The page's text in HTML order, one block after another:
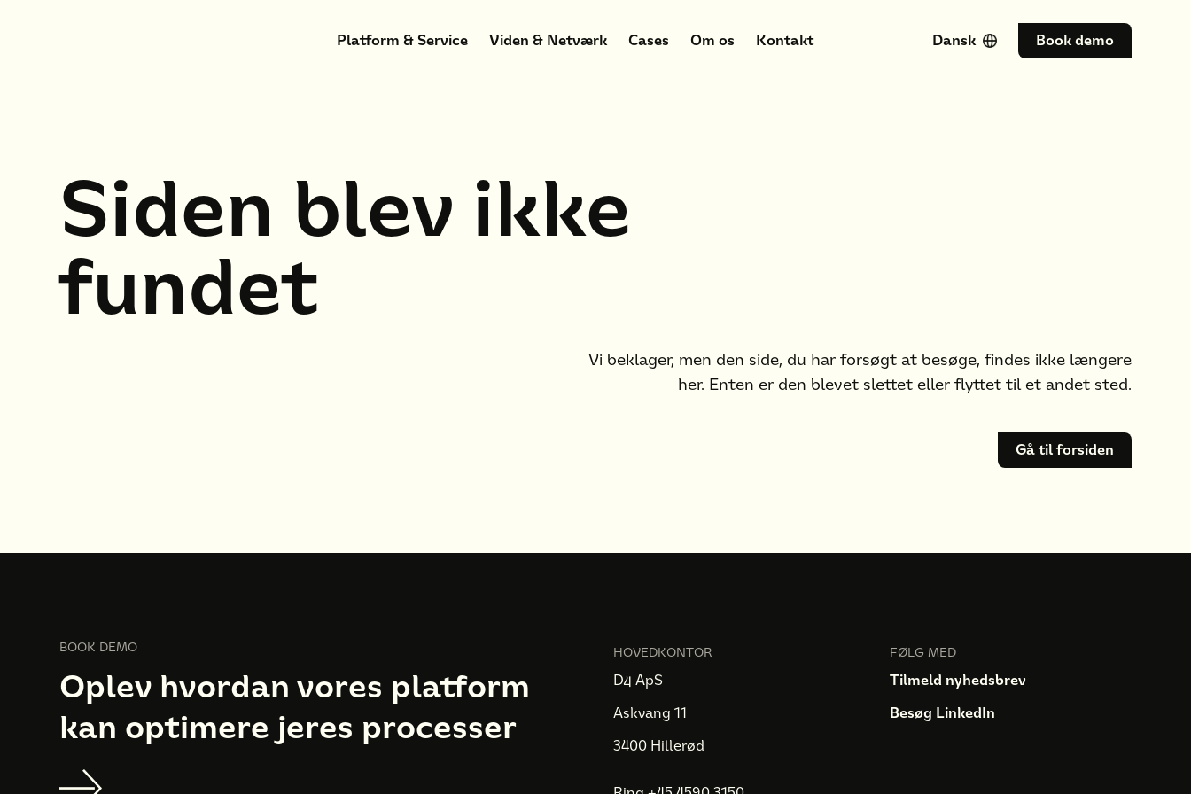
Platform & Service Viden & Netværk Cases Om os Kontakt Dansk Book demo
Siden blev ikke
fundet
Vi beklager, men den side, du har forsøgt at besøge, findes ikke længere
her. Enten er den blevet slettet eller flyttet til et andet sted.
Gå til forsiden
BOOK DEMO
Oplev hvordan vores platform
kan optimere jeres processer
HOVEDKONTOR
D4 ApS
Askvang 11
3400 Hillerød
FØLG MED
Tilmeld nyhedsbrev
Besøg LinkedIn